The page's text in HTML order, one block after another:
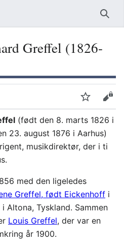
Søg
Greffel (1826-
OvervågVis
(født den 8. marts 1826 i
23. august 1876 i Aarhus)
musikdirektør, der i ti
med den ligeledes
Greffel, født Eickenhoff i
Altona, Tyskland. Sammen
Louis Greffel, der var en
år 1900.